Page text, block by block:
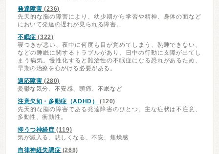
発達障害 (236)
先天的な脳の障害により、幼少期から学習や精神、身体の面など
において発達の遅れが見られる障害。
不眠症 (322)
寝つきが悪い、夜中に何度も目が覚めてしまう、熟睡できない、
などの睡眠に関するトラブルがあり、日中の行動に支障が出てし
まう病気。慢性化すると難治性の不眠症になる恐れがあるため、
早期の治療を心がける必要がある。
適応障害 (280)
憂鬱な気分、不安感、頭痛、不眠など
注意欠如・多動症（ADHD）
(120)
先天的な脳の障害である発達障害のひとつ。主な症状は不注意、
多動性、衝動性。
抑うつ神経症 (119)
気が滅入る、悲しくなる、不安、焦燥感
自律神経失調症 (268)